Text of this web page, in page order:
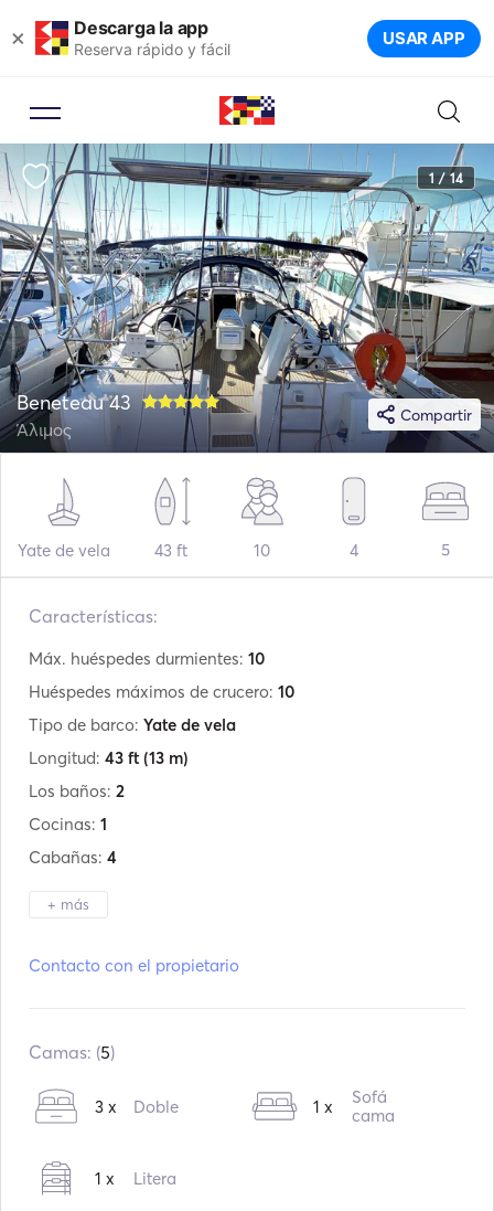
× Descarga la app
Reserva rápido y fácil USAR APP
1 / 14
Compartir
Beneteau 43
Άλιμος
Yate de vela 43 ft 10 4 5
Características:
Máx. huéspedes durmientes: 10
Huéspedes máximos de crucero: 10
Tipo de barco: Yate de vela
Longitud: 43 ft (13 m)
Los baños: 2
Cocinas: 1
Cabañas: 4
+ más
Motores:1
Consumo:5
L /Hora
Capacidad de combustible:
Contacto con el propietario
Camas: (5)
3 x Doble 1 x
Sofá
cama
1 x Litera